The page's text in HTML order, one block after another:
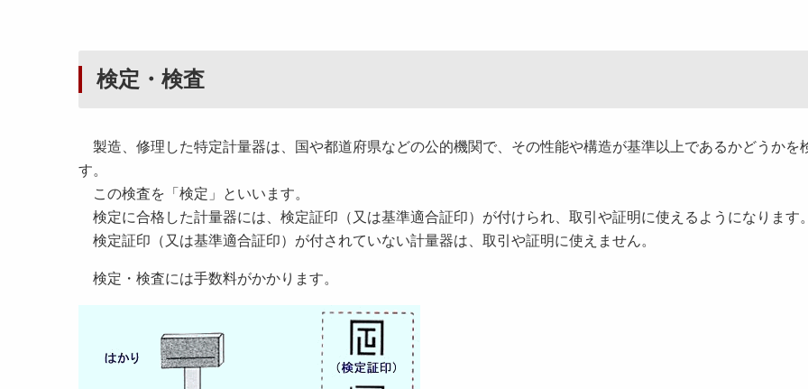
検定・検査
製造、修理した特定計量器は、国や都道府県などの公的機関で、その性能や構造が基準以上であるかどうかを
す。
この検査を「検定」といいます。
検定に合格した計量器には、検定証印（又は基準適合証印）が付けられ、取引や証明に使えるようになります
検定証印（又は基準適合証印）が付されていない計量器は、取引や証明に使えません。
検定・検査には手数料がかかります。